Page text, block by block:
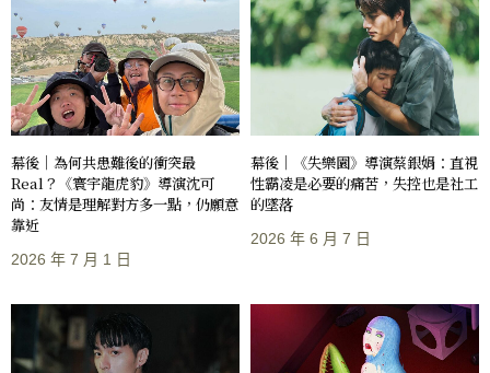
幕後｜為何共患難後的衝突最
Real？《寰宇龍虎豹》導演沈可
尚：友情是理解對方多一點，仍願意
靠近
2026 年 7 月 1 日
幕後｜《失樂園》導演蔡銀娟：直視
性霸凌是必要的痛苦，失控也是社工
的墜落
2026 年 6 月 7 日